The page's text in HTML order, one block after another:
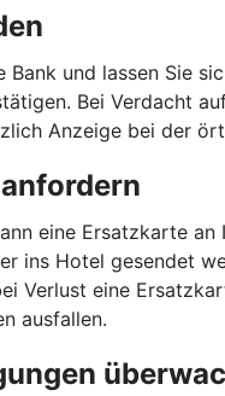
Bank und lassen Sie
Bei Verdacht
Anzeige bei der
eine Ersatzkarte an
ins Hotel gesendet
Verlust eine
ausfallen.